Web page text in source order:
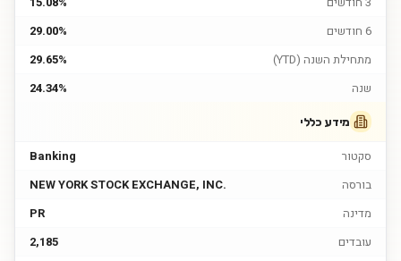
6 חודשים
29.00%
מתחילת השנה (YTD)
29.65%
שנה
24.34%
מידע כללי
סקטור
Banking
בורסה
NEW YORK STOCK EXCHANGE, INC.
מדינה
PR
עובדים
2,185